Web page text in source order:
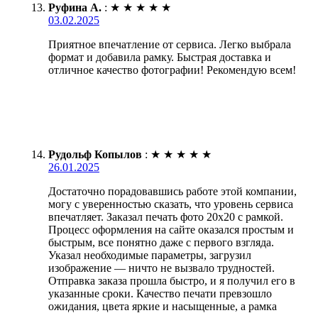
Руфина А. : ★ ★ ★ ★ ★
03.02.2025
Приятное впечатление от сервиса. Легко выбрала
формат и добавила рамку. Быстрая доставка и
отличное качество фотографии! Рекомендую всем!
Рудольф Копылов : ★ ★ ★ ★ ★
26.01.2025
Достаточно порадовавшись работе этой компании,
могу с уверенностью сказать, что уровень сервиса
впечатляет. Заказал печать фото 20х20 с рамкой.
Процесс оформления на сайте оказался простым и
быстрым, все понятно даже с первого взгляда.
Указал необходимые параметры, загрузил
изображение — ничто не вызвало трудностей.
Отправка заказа прошла быстро, и я получил его в
указанные сроки. Качество печати превзошло
ожидания, цвета яркие и насыщенные, а рамка